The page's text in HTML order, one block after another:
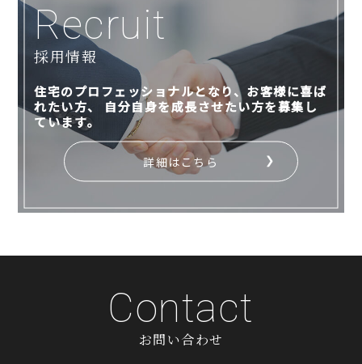
Recruit
採用情報
住宅のプロフェッショナルとなり、お客様に喜ば
れたい方、
自分自身を成長させたい方を募集し
ています。
詳細はこちら
Contact
お問い合わせ